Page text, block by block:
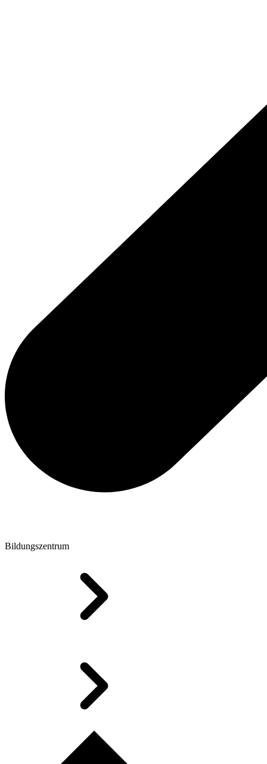
Bildungszentrum